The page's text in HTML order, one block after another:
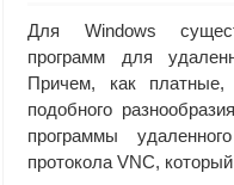
Для Windows
программ для
Причем, как
подобного
программы
протокола VNC,